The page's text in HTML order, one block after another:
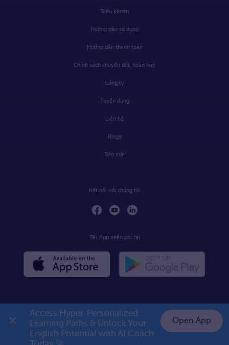
Điều khoản
Hướng dẫn sử dụng
Hướng dẫn thanh toán
Chính sách chuyển đổi, hoàn huỷ
Công ty
Tuyển dụng
Liên hệ
Blogs
Bảo mật
Kết nối với chúng tôi
Tải App miễn phí tại
Access Hyper-Personalized
Learning Paths & Unlock Your
English Potential with AI Coach
Open App